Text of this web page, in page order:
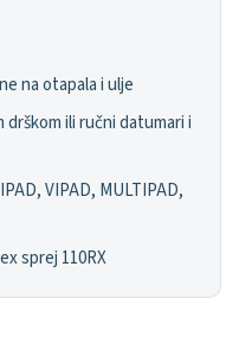
na otapala i ulje
ili ručni datumari i
VIPAD, MULTIPAD,
sprej 110RX